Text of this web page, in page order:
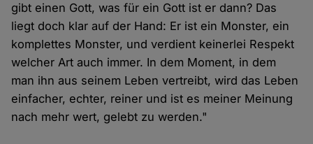
gibt einen Gott, was für ein Gott ist er dann? Das
liegt doch klar auf der Hand: Er ist ein Monster, ein
komplettes Monster, und verdient keinerlei Respekt
welcher Art auch immer. In dem Moment, in dem
man ihn aus seinem Leben vertreibt, wird das Leben
einfacher, echter, reiner und ist es meiner Meinung
nach mehr wert, gelebt zu werden."